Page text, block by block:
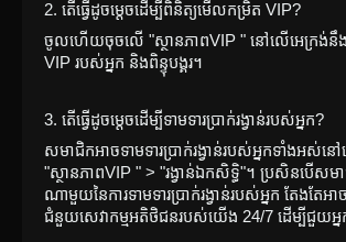
2. តើធ្វើដូចម្តេចដើម្បីពិនិត្យមើលកម្រិត VIP?
ចូលហើយចុចលើ "ស្ថានភាពVIP " នៅលើអេក្រង់នឹង
VIP របស់អ្នក និងពិន្ទុបង្គរ។
3. តើធ្វើដូចម្តេចដើម្បីទាមទារប្រាក់រង្វាន់របស់អ្នក?
សមាជិកអាចទាមទារប្រាក់រង្វាន់របស់អ្នកទាំងអស់នៅ
"ស្ថានភាពVIP " > "រង្វាន់ឯកសិទ្ធិ"។ ប្រសិនបើសម
ណាមួយនៃការទាមទារប្រាក់រង្វាន់របស់អ្នក តែងតែអា
ជំនួយសេវាកម្មអតិថិជនរបស់យើង 24/7 ដើម្បីជួយអ្ន